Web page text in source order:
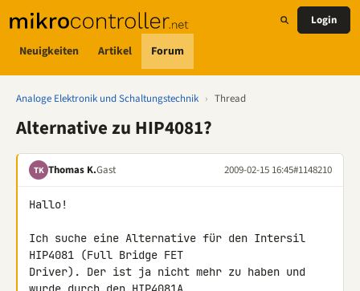
Neuigkeiten Artikel Forum
Login
Analoge Elektronik und Schaltungstechnik › Thread
Alternative zu HIP4081?
TK Thomas K.Gast 2009-02-15 16:45#1148210
Hallo!
Ich suche eine Alternative für den Intersil
HIP4081 (Full Bridge FET
Driver). Der ist ja nicht mehr zu haben und